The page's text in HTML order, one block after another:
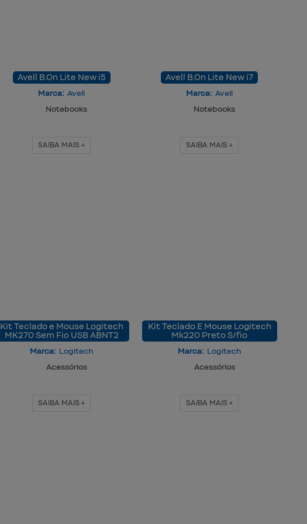
Avell B.On Lite New i5
Marca: Avell
Notebooks
SAIBA MAIS +
Avell B.On Lite New i7
Marca: Avell
Notebooks
SAIBA MAIS +
Kit Teclado e Mouse Logitech
MK270 Sem Fio USB ABNT2
Marca: Logitech
Acessórios
SAIBA MAIS +
Kit Teclado E Mouse Logitech
Mk220 Preto S/fio
Marca: Logitech
Acessórios
SAIBA MAIS +